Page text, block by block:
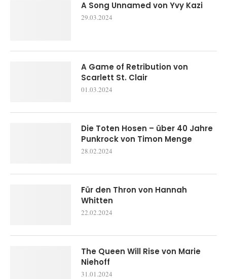
A Song Unnamed von Yvy Kazi
29.03.2024
A Game of Retribution von
Scarlett St. Clair
01.03.2024
Die Toten Hosen – über 40 Jahre
Punkrock von Timon Menge
28.02.2024
Für den Thron von Hannah
Whitten
22.02.2024
The Queen Will Rise von Marie
Niehoff
31.01.2024